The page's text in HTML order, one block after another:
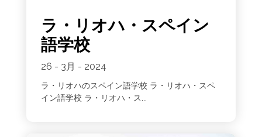
ラ・リオハ・スペイン
語学校
26 - 3月 - 2024
ラ・リオハのスペイン語学校 ラ・リオハ・スペ
イン語学校 ラ・リオハ・ス...